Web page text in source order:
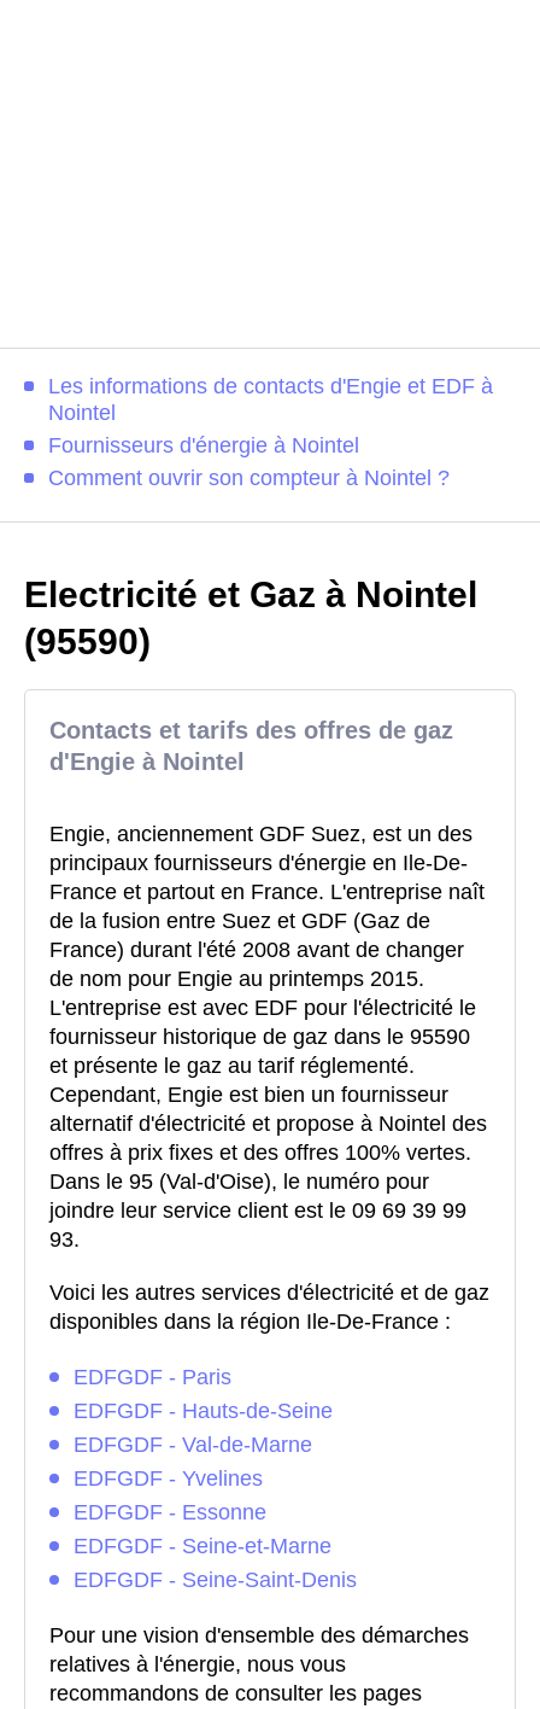
Les informations de contacts d'Engie et EDF à
Nointel
Fournisseurs d'énergie à Nointel
Comment ouvrir son compteur à Nointel ?
Electricité et Gaz à Nointel
(95590)
Contacts et tarifs des offres de gaz
d'Engie à Nointel
Engie, anciennement GDF Suez, est un des
principaux fournisseurs d'énergie en Ile-De-
France et partout en France. L'entreprise naît
de la fusion entre Suez et GDF (Gaz de
France) durant l'été 2008 avant de changer
de nom pour Engie au printemps 2015.
L'entreprise est avec EDF pour l'électricité le
fournisseur historique de gaz dans le 95590
et présente le gaz au tarif réglementé.
Cependant, Engie est bien un fournisseur
alternatif d'électricité et propose à Nointel des
offres à prix fixes et des offres 100% vertes.
Dans le 95 (Val-d'Oise), le numéro pour
joindre leur service client est le 09 69 39 99
93.
Voici les autres services d'électricité et de gaz
disponibles dans la région Ile-De-France :
EDFGDF - Paris
EDFGDF - Hauts-de-Seine
EDFGDF - Val-de-Marne
EDFGDF - Yvelines
EDFGDF - Essonne
EDFGDF - Seine-et-Marne
EDFGDF - Seine-Saint-Denis
Pour une vision d'ensemble des démarches
relatives à l'énergie, nous vous
recommandons de consulter les pages